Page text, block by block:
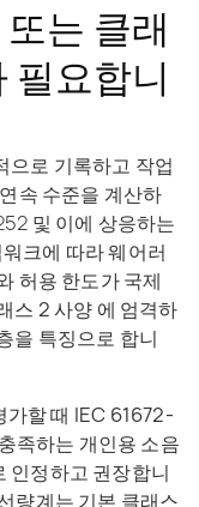
는 클래
필요합니
으로 기록하고 작업
속 수준을 계산하
및 이에 상응하는
크에 따라 웨어러
허용 한도가국제
스 2 사양 에 엄격하
을 특징으로 합니
가할 때 IEC 61672-
족하는 개인용 소음
인정하고 권장합니
량계는 기본 클래스